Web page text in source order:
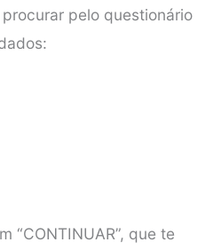
pelo questionário
“CONTINUAR”, que te